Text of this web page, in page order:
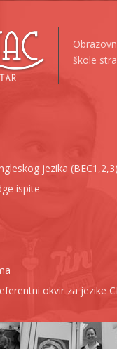
škole
jezika (BEC1,2,3)
ispite
okvir za jezike